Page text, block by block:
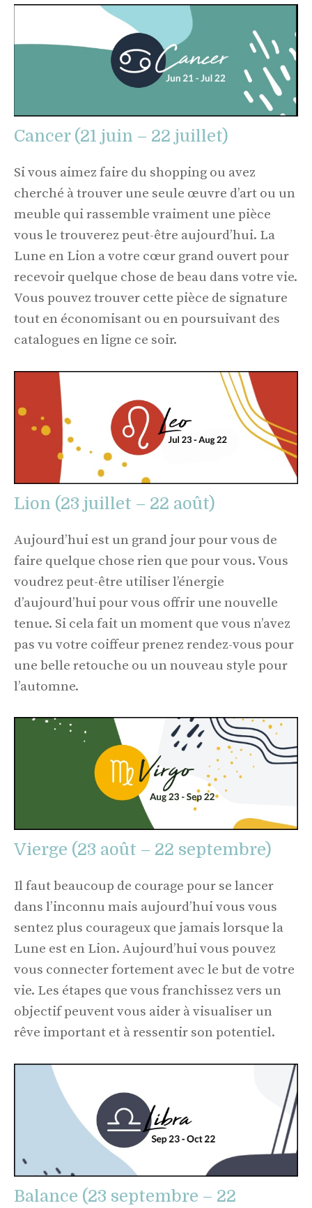
Cancer (21 juin – 22 juillet)
Si vous aimez faire du shopping ou avez
cherché à trouver une seule œuvre d’art ou un
meuble qui rassemble vraiment une pièce
vous le trouverez peut-être aujourd’hui. La
Lune en Lion a votre cœur grand ouvert pour
recevoir quelque chose de beau dans votre vie.
Vous pouvez trouver cette pièce de signature
tout en économisant ou en poursuivant des
catalogues en ligne ce soir.
Lion (23 juillet – 22 août)
Aujourd’hui est un grand jour pour vous de
faire quelque chose rien que pour vous. Vous
voudrez peut-être utiliser l’énergie
d’aujourd’hui pour vous offrir une nouvelle
tenue. Si cela fait un moment que vous n’avez
pas vu votre coiffeur prenez rendez-vous pour
une belle retouche ou un nouveau style pour
l’automne.
Vierge (23 août – 22 septembre)
Il faut beaucoup de courage pour se lancer
dans l’inconnu mais aujourd’hui vous vous
sentez plus courageux que jamais lorsque la
Lune est en Lion. Aujourd’hui vous pouvez
vous connecter fortement avec le but de votre
vie. Les étapes que vous franchissez vers un
objectif peuvent vous aider à visualiser un
rêve important et à ressentir son potentiel.
Balance (23 septembre – 22